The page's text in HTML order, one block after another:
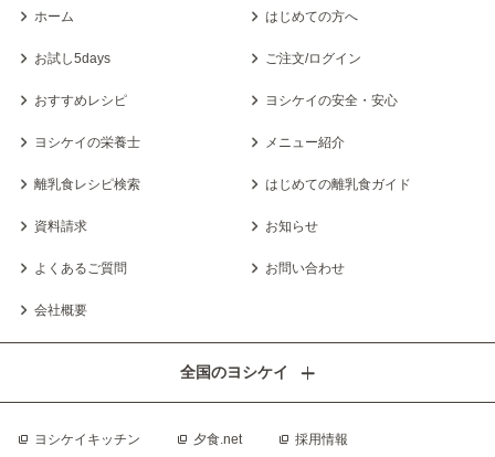
ホーム はじめての方へ
お試し5days ご注文/ログイン
おすすめレシピ ヨシケイの安全・安心
ヨシケイの栄養士 メニュー紹介
離乳食レシピ検索 はじめての離乳食ガイド
資料請求 お知らせ
よくあるご質問 お問い合わせ
会社概要
ヨシケイキッチン 夕食.net 採用情報
全国のヨシケイ